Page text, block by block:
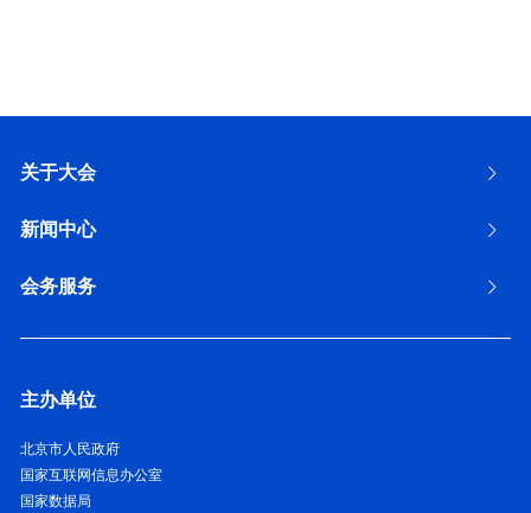
关于大会
新闻中心
会务服务
主办单位
北京市人民政府
国家互联网信息办公室
国家数据局